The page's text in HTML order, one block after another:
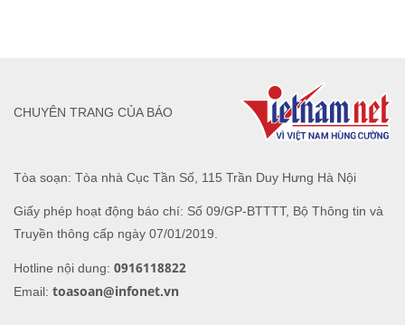
Tòa soạn: Tòa nhà Cục Tần Số, 115 Trần Duy Hưng Hà Nội
Giấy phép hoạt động báo chí: Số 09/GP-BTTTT, Bộ Thông tin và
Truyền thông cấp ngày 07/01/2019.
Hotline nội dung: 0916118822
Email: toasoan@infonet.vn
CHUYÊN TRANG CỦA BÁO